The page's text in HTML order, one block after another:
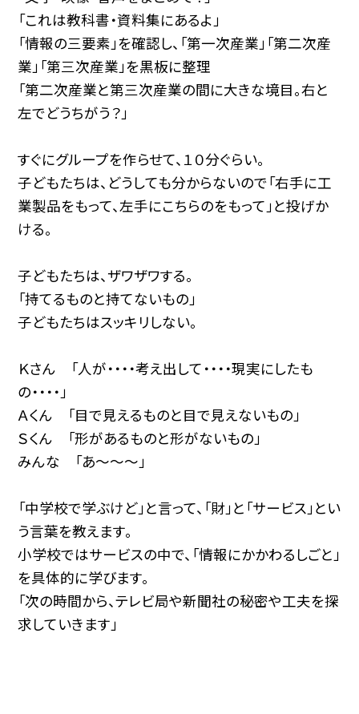
「これは教科書・資料集にあるよ」
「情報の三要素」を確認し、「第一次産業」「第二次産
業」「第三次産業」を黒板に整理
「第二次産業と第三次産業の間に大きな境目。右と
左でどうちがう？」
すぐにグループを作らせて、１０分ぐらい。
子どもたちは、どうしても分からないので「右手に工
業製品をもって、左手にこちらのをもって」と投げか
ける。
子どもたちは、ザワザワする。
「持てるものと持てないもの」
子どもたちはスッキリしない。
Ｋさん 「人が・・・・考え出して・・・・現実にしたも
の・・・・」
Ａくん 「目で見えるものと目で見えないもの」
Ｓくん 「形があるものと形がないもの」
みんな 「あ〜〜〜」
「中学校で学ぶけど」と言って、「財」と「サービス」とい
う言葉を教えます。
小学校ではサービスの中で、「情報にかかわるしごと」
を具体的に学びます。
「次の時間から、テレビ局や新聞社の秘密や工夫を探
求していきます」